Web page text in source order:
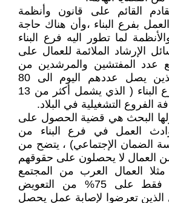
القائم على قانون وأنظمة
بفرع البناء ،وأن هناك حاجة
لما تطور اليه فرع البناء
الإرشاد الملائمة للعمال على
عدد المفتشين والمرشدين من
قبل وزارة العمل الذين يصل عددهم اليوم الى 80
مرشداً ليس فقط لفرع البناء ( الذي يشمل أكثر من 13
الفروع التشغيلية في البلاد.
البحث هي قضية الحصول على
العمل في فرع البناء من
الضمان الإجتماعي) ، يتضح من
العمال لا يحصلون على حقوقهم
العمال العرب من المجتمع
العربي يحصل منهم فقط على 75% من التعويض
الذين تعرضوا لإصابة عمل يحصل